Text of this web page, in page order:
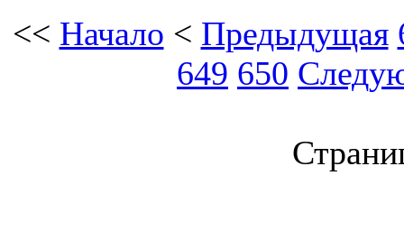
<< Начало < Предыдущая
649 650